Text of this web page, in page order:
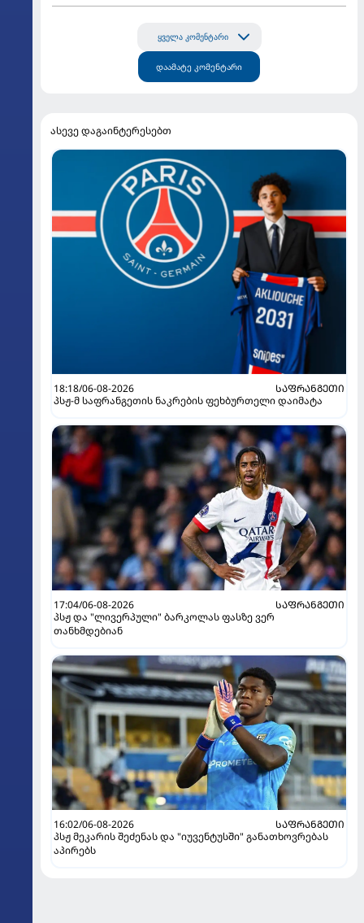
ყველა კომენტარი
დაამატე კომენტარი
ასევე დაგაინტერესებთ
18:18/06-08-2026
ᲡᲐᲤᲠᲐᲜᲒᲔᲗᲘ
პსჟ-მ საფრანგეთის ნაკრების ფეხბურთელი დაიმატა
17:04/06-08-2026
ᲡᲐᲤᲠᲐᲜᲒᲔᲗᲘ
პსჟ და "ლივერპული" ბარკოლას ფასზე ვერ
თანხმდებიან
16:02/06-08-2026
ᲡᲐᲤᲠᲐᲜᲒᲔᲗᲘ
პსჟ მეკარის შეძენას და "იუვენტუსში" განათხოვრებას
აპირებს